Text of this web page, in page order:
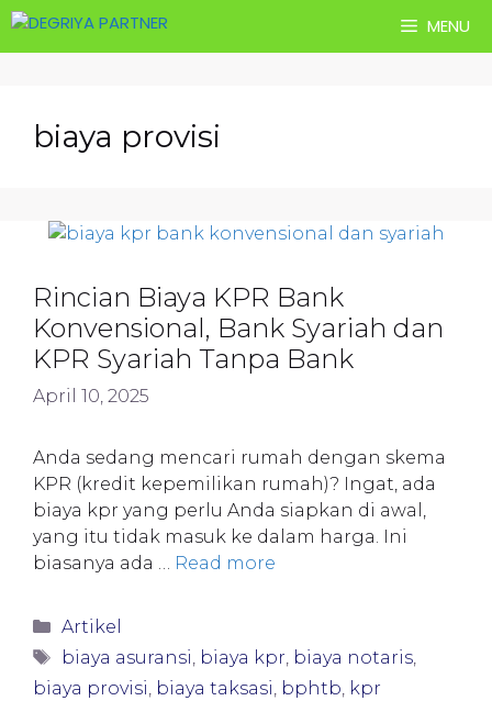
Skip
MENU
biaya provisi
Rincian Biaya KPR Bank
Konvensional, Bank Syariah dan
KPR Syariah Tanpa Bank
April 10, 2025
Anda sedang mencari rumah dengan skema
KPR (kredit kepemilikan rumah)? Ingat, ada
biaya kpr yang perlu Anda siapkan di awal,
yang itu tidak masuk ke dalam harga. Ini
biasanya ada … Read more
Categories
Artikel
Tags
biaya asuransi, biaya kpr, biaya notaris,
biaya provisi, biaya taksasi, bphtb, kpr